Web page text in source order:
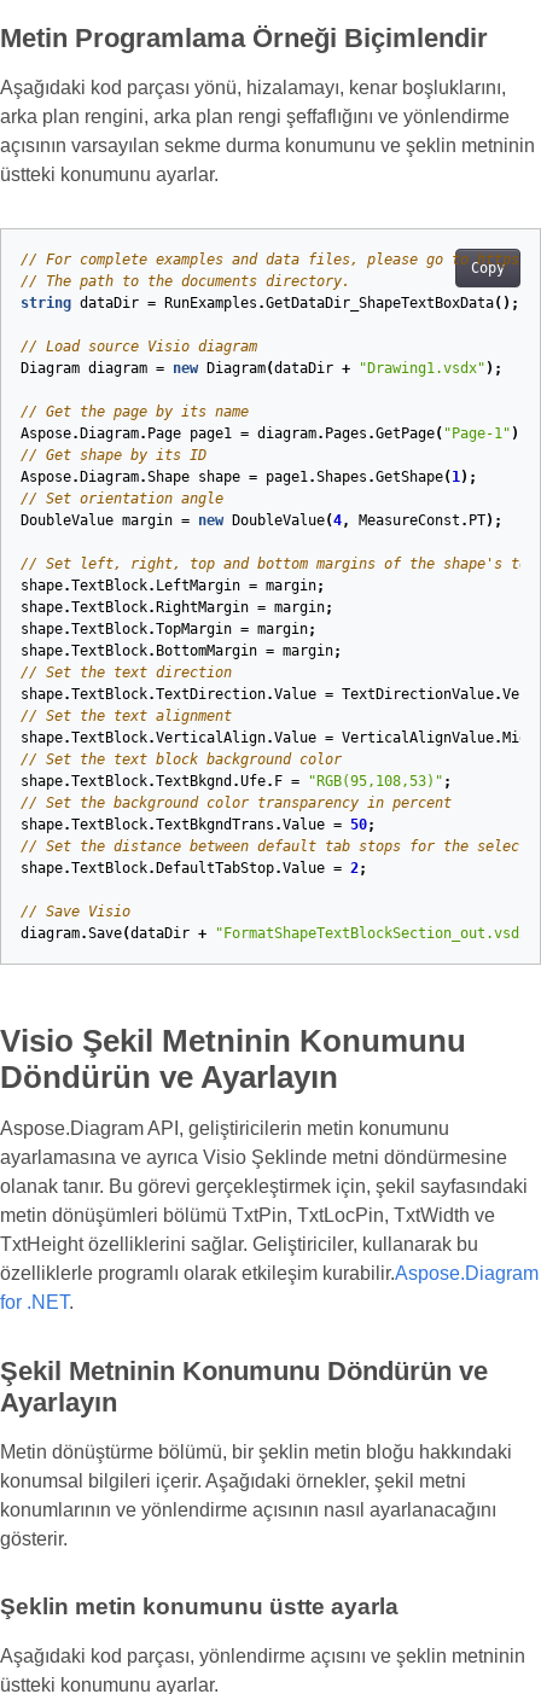
Metin Programlama Örneği Biçimlendir
Aşağıdaki kod parçası yönü, hizalamayı, kenar boşluklarını,
arka plan rengini, arka plan rengi şeffaflığını ve yönlendirme
açısının varsayılan sekme durma konumunu ve şeklin metninin
üstteki konumunu ayarlar.
Copy
// For complete examples and data files, please go to https://
// The path to the documents directory.
string dataDir = RunExamples .GetDataDir_ShapeTextBoxData();
// Load source Visio diagram
Diagram diagram = new Diagram(dataDir + "Drawing1.vsdx" );
// Get the page by its name
Aspose. Diagram. Page page1 = diagram. Pages .GetPage( "Page-1" );
// Get shape by its ID
Aspose. Diagram.Shape shape = page1.Shapes .GetShape( 1);
// Set orientation angle
DoubleValue margin = new DoubleValue(4, MeasureConst . PT);
// Set left, right, top and bottom margins of the shape's
shape.TextBlock. LeftMargin = margin;
shape.TextBlock. RightMargin = margin;
shape.TextBlock.TopMargin = margin;
shape.TextBlock. BottomMargin = margin;
// Set the text direction
shape.TextBlock.TextDirection.Value = TextDirectionValue.
// Set the text alignment
shape.TextBlock.VerticalAlign.Value = VerticalAlignValue.
// Set the text block background color
shape.TextBlock.TextBkgnd .Ufe. F = "RGB(95,108,53)" ;
// Set the background color transparency in percent
shape.TextBlock.TextBkgndTrans .Value = 50;
// Set the distance between default tab stops for the
shape.TextBlock. DefaultTabStop.Value = 2;
// Save Visio
diagram.Save(dataDir + "FormatShapeTextBlockSection_out.vsdx"
Visio Şekil Metninin Konumunu
Döndürün ve Ayarlayın
Aspose.Diagram API, geliştiricilerin metin konumunu
ayarlamasına ve ayrıca Visio Şeklinde metni döndürmesine
olanak tanır. Bu görevi gerçekleştirmek için, şekil sayfasındaki
metin dönüşümleri bölümü TxtPin, TxtLocPin, TxtWidth ve
TxtHeight özelliklerini sağlar. Geliştiriciler, kullanarak bu
özelliklerle programlı olarak etkileşim kurabilir.Aspose.Diagram
for .NET.
Şekil Metninin Konumunu Döndürün ve
Ayarlayın
Metin dönüştürme bölümü, bir şeklin metin bloğu hakkındaki
konumsal bilgileri içerir. Aşağıdaki örnekler, şekil metni
konumlarının ve yönlendirme açısının nasıl ayarlanacağını
gösterir.
Şeklin metin konumunu üstte ayarla
Aşağıdaki kod parçası, yönlendirme açısını ve şeklin metninin
üstteki konumunu ayarlar.